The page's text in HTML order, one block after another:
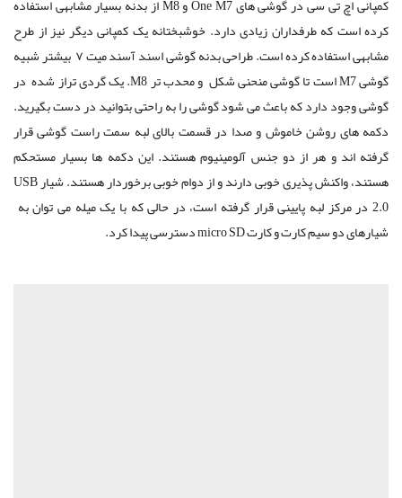
کرده است که طرفداران زیادی دارد. خوشبختانه یک کمپانی دیگر نیز از طرح
مشابهی استفاده کرده است. طراحی بدنه گوشی اسند آسند میت ۷ بیشتر شبیه
گوشی M7 است تا گوشی منحنی شکل و محدب تر M8. یک گردی تراز شده در
گوشی وجود دارد که باعث می شود گوشی را به راحتی بتوانید در دست بگیرید.
دکمه های روشن خاموش و صدا در قسمت بالای لبه سمت راست گوشی قرار
گرفته اند و هر از دو جنس آلومینیوم هستند. این دکمه ها بسیار مستحکم
هستند، واکنش پذیری خوبی دارند و از دوام خوبی برخوردار هستند. شیار USB
2.0 در مرکز لبه پایینی قرار گرفته است، در حالی که با یک میله می توان به
شیارهای دو سیم کارت و کارت micro SD دسترسی پیدا کرد.